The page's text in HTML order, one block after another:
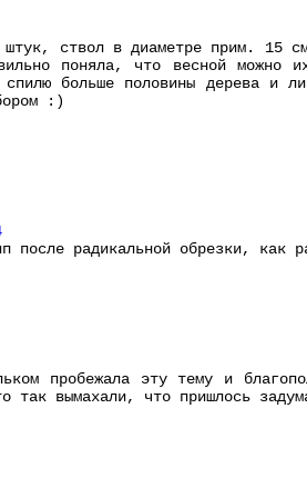
ствол в диаметре прим. 15
поняла, что весной можно
больше половины дерева и
:)
после радикальной обрезки, как
пробежала эту тему и
так вымахали, что пришлось